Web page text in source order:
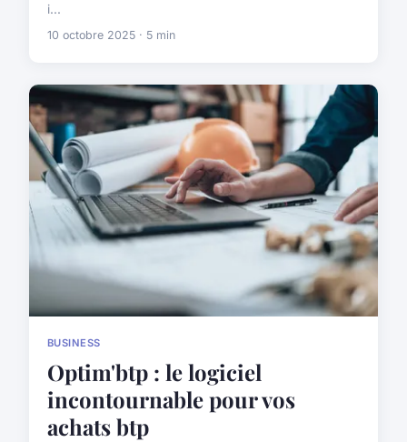
i...
10 octobre 2025 · 5 min
BUSINESS
Optim'btp : le logiciel
incontournable pour vos
achats btp